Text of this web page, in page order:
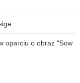
oparciu o obraz "Sow